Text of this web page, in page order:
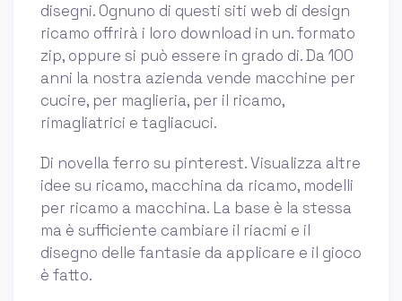
disegni. Ognuno di questi siti web di design
ricamo offrirà i loro download in un. formato
zip, oppure si può essere in grado di. Da 100
anni la nostra azienda vende macchine per
cucire, per maglieria, per il ricamo,
rimagliatrici e tagliacuci.
Di novella ferro su pinterest. Visualizza altre
idee su ricamo, macchina da ricamo, modelli
per ricamo a macchina. La base è la stessa
ma è sufficiente cambiare il riacmi e il
disegno delle fantasie da applicare e il gioco
è fatto.